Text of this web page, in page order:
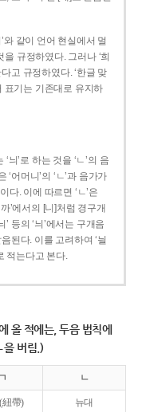
와 같이 언어 현실에서 멀
규정하였다. 그러나 ‘희
고 규정하였다. ‘한글 맞
표기는 기존대로 유지하
‘늬’로 하는 것을 ‘ㄴ’의 음
‘어머니’의 ‘ㄴ’과 음가가
다. 이에 따르면 ‘ㄴ’은
’에서의 [니]처럼 경구개
등의 ‘늬’에서는 구개음
된다. 이를 고려하여 ‘늴
적는다고 본다.
올 적에는, 두음 법칙에
을 버림.)
ㄱ ㄴ
紐帶) 뉴대